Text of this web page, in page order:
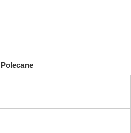
Polecane